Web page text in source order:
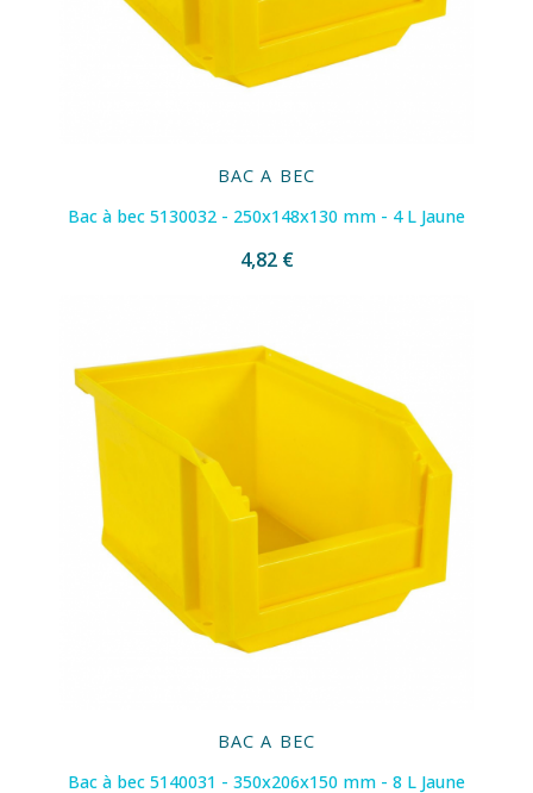
BAC A BEC
Bac à bec 5130032 - 250x148x130 mm - 4 L Jaune
4,82 €
BAC A BEC
Bac à bec 5140031 - 350x206x150 mm - 8 L Jaune